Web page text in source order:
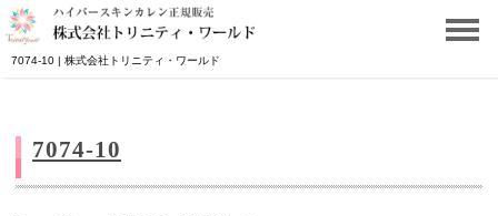
7074-10 | 株式会社トリニティ・ワールド
7074-10